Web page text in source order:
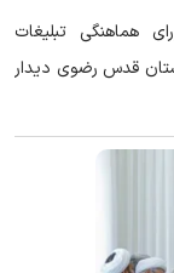
هماهنگی تبلیغات
قدس رضوی دیدار